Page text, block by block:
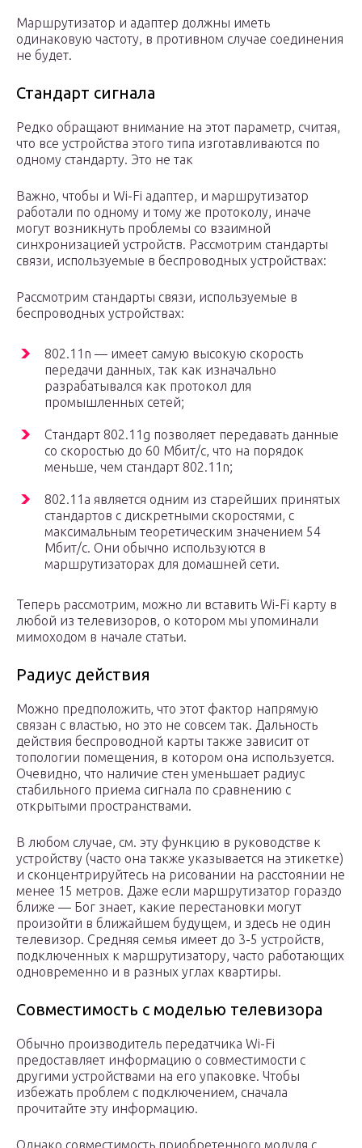
Маршрутизатор и адаптер должны иметь
одинаковую частоту, в противном случае соединения
не будет.
Стандарт сигнала
Редко обращают внимание на этот параметр, считая,
что все устройства этого типа изготавливаются по
одному стандарту. Это не так
Важно, чтобы и Wi-Fi адаптер, и маршрутизатор
работали по одному и тому же протоколу, иначе
могут возникнуть проблемы со взаимной
синхронизацией устройств. Рассмотрим стандарты
связи, используемые в беспроводных устройствах:
Рассмотрим стандарты связи, используемые в
беспроводных устройствах:
802.11n — имеет самую высокую скорость
передачи данных, так как изначально
разрабатывался как протокол для
промышленных сетей;
Стандарт 802.11g позволяет передавать данные
со скоростью до 60 Мбит/с, что на порядок
меньше, чем стандарт 802.11n;
802.11a является одним из старейших принятых
стандартов с дискретными скоростями, с
максимальным теоретическим значением 54
Мбит/с. Они обычно используются в
маршрутизаторах для домашней сети.
Теперь рассмотрим, можно ли вставить Wi-Fi карту в
любой из телевизоров, о котором мы упоминали
мимоходом в начале статьи.
Радиус действия
Можно предположить, что этот фактор напрямую
связан с властью, но это не совсем так. Дальность
действия беспроводной карты также зависит от
топологии помещения, в котором она используется.
Очевидно, что наличие стен уменьшает радиус
стабильного приема сигнала по сравнению с
открытыми пространствами.
В любом случае, см. эту функцию в руководстве к
устройству (часто она также указывается на этикетке)
и сконцентрируйтесь на рисовании на расстоянии не
менее 15 метров. Даже если маршрутизатор гораздо
ближе — Бог знает, какие перестановки могут
произойти в ближайшем будущем, и здесь не один
телевизор. Средняя семья имеет до 3-5 устройств,
подключенных к маршрутизатору, часто работающих
одновременно и в разных углах квартиры.
Совместимость с моделью телевизора
Обычно производитель передатчика Wi-Fi
предоставляет информацию о совместимости с
другими устройствами на его упаковке. Чтобы
избежать проблем с подключением, сначала
прочитайте эту информацию.
Однако совместимость приобретенного модуля с